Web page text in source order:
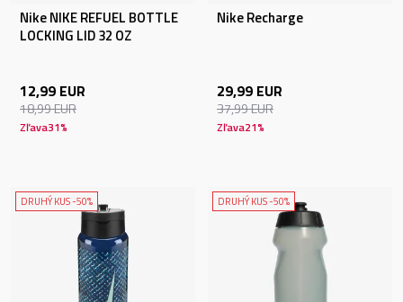
Nike NIKE REFUEL BOTTLE
LOCKING LID 32 OZ
12,99 EUR
18,99EUR
Zľava31%
Nike Recharge
29,99 EUR
37,99EUR
Zľava21%
DRUHÝ KUS -50% DRUHÝ KUS -50%